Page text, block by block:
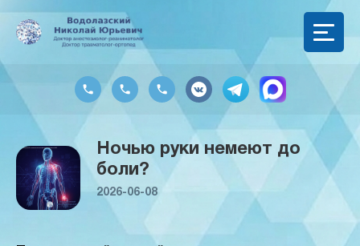
Ночью руки немеют до
боли?
2026-06-08